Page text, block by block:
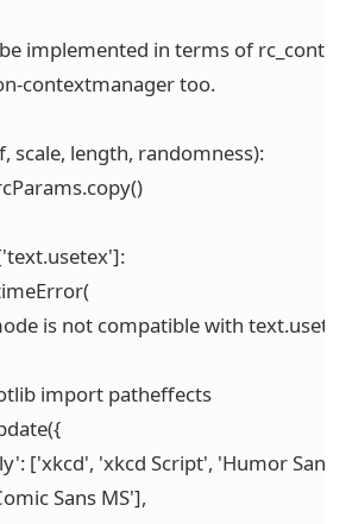
be implemented in terms of
contextmanager too.
scale, length, randomness):
rcParams.copy()
mode is not compatible with
import patheffects
['xkcd', 'xkcd Script', 'Humor
'Comic Sans MS'],